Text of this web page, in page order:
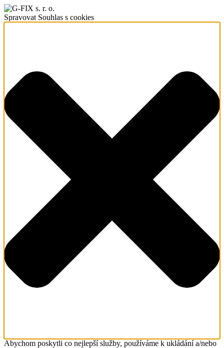
Spravovat Souhlas s cookies
Abychom poskytli co nejlepší služby, používáme k ukládání a/nebo